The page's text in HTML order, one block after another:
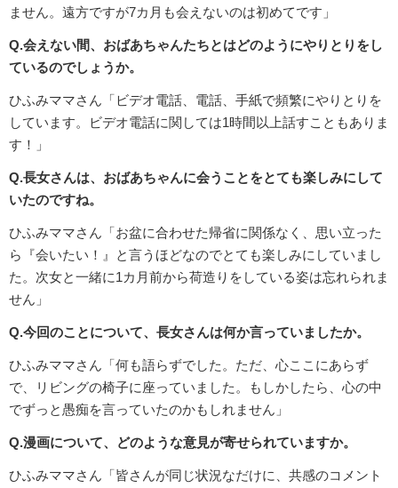
ません。遠方ですが7カ月も会えないのは初めてです」
Q.会えない間、おばあちゃんたちとはどのようにやりとりをし
ているのでしょうか。
ひふみママさん「ビデオ電話、電話、手紙で頻繁にやりとりを
しています。ビデオ電話に関しては1時間以上話すこともありま
す！」
Q.長女さんは、おばあちゃんに会うことをとても楽しみにして
いたのですね。
ひふみママさん「お盆に合わせた帰省に関係なく、思い立った
ら『会いたい！』と言うほどなのでとても楽しみにしていまし
た。次女と一緒に1カ月前から荷造りをしている姿は忘れられま
せん」
Q.今回のことについて、長女さんは何か言っていましたか。
ひふみママさん「何も語らずでした。ただ、心ここにあらず
で、リビングの椅子に座っていました。もしかしたら、心の中
でずっと愚痴を言っていたのかもしれません」
Q.漫画について、どのような意見が寄せられていますか。
ひふみママさん「皆さんが同じ状況なだけに、共感のコメント